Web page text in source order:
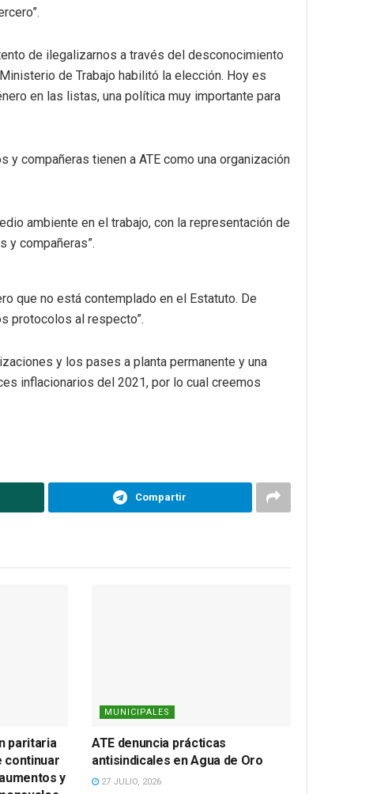
de ilegalizarnos a través del desconocimiento
de Trabajo habilitó la elección. Hoy es
en las listas, una política muy importante para
compañeras tienen a ATE como una organización
ambiente en el trabajo, con la representación de
y compañeras”.
que no está contemplado en el Estatuto. De
protocolos al respecto”.
y los pases a planta permanente y una
inflacionarios del 2021, por lo cual creemos
Compartir
paritaria
continuar
y
MUNICIPALES
ATE denuncia prácticas
antisindicales en Agua de Oro
27 JULIO, 2026